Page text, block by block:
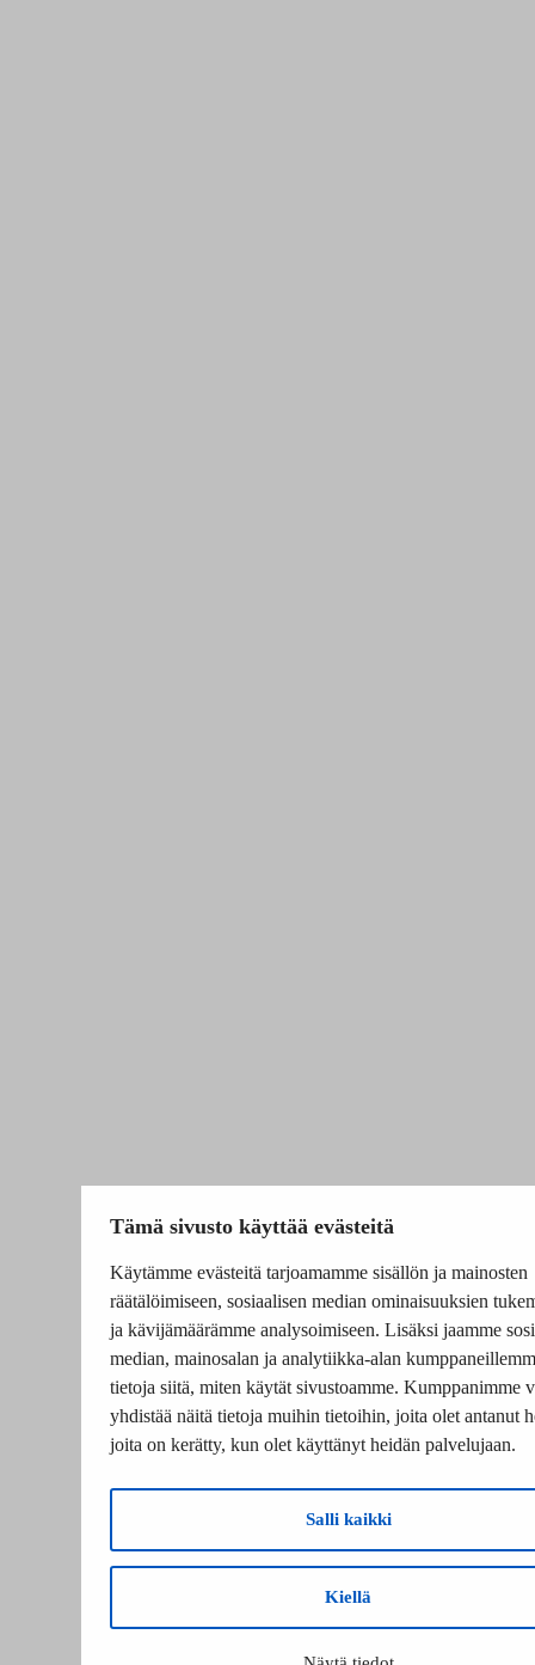
Tämä sivusto käyttää evästeitä
Käytämme evästeitä tarjoamamme sisällön ja mainosten
räätälöimiseen, sosiaalisen median ominaisuuksien
ja kävijämäärämme analysoimiseen. Lisäksi jaamme
median, mainosalan ja analytiikka-alan
tietoja siitä, miten käytät sivustoamme. Kumppanimme
yhdistää näitä tietoja muihin tietoihin, joita olet antanut
joita on kerätty, kun olet käyttänyt heidän palvelujaan.
Salli kaikki
Kiellä